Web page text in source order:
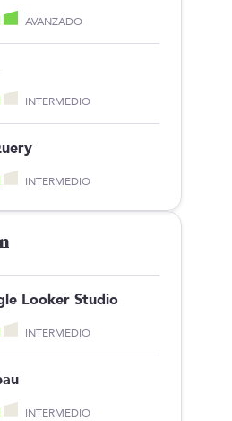
AVANZADO
INTERMEDIO
INTERMEDIO
Looker Studio
INTERMEDIO
INTERMEDIO